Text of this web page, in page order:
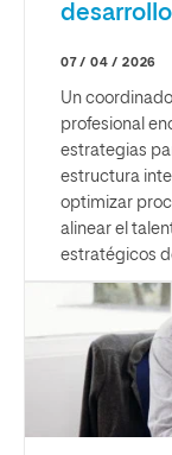
07 / 04 / 2026
Un
profesional
estrategias
estructura
optimizar
alinear el
estratégicos